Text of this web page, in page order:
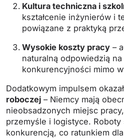
Kultura techniczna i
kształcenie inżynierów i
powiązane z praktyką
Wysokie koszty pracy –
naturalną odpowiedzią
konkurencyjności mimo
Dodatkowym impulsem
roboczej – Niemcy mają
nieobsadzonych miejsc
przemyśle i logistyce.
konkurencją, co ratunkiem